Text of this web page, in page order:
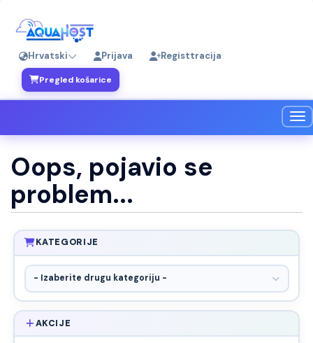
Hrvatski Prijava Registtracija
Pregled košarice
Oops, pojavio se
problem...
KATEGORIJE
AKCIJE